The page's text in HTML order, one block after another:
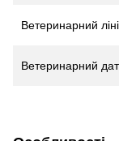
Ветеринарний
Ветеринарний